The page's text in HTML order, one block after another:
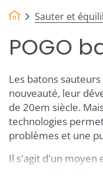
Sauter et
POGO
Les batons
nouveauté, leur
de 20em siècle.
technologies
problèmes et une
Il s'agit d'un moyen
sauts et de la